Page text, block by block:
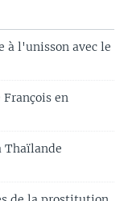
à l'unisson avec le
en
Thaïlande